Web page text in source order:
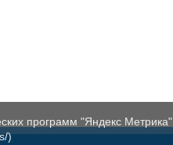
программ "Яндекс Метрика",
)